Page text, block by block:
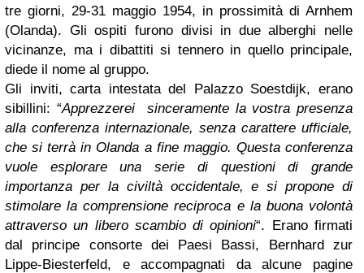
tre giorni, 29-31 maggio 1954, in prossimità di Arnhem
(Olanda). Gli ospiti furono divisi in due alberghi nelle
vicinanze, ma i dibattiti si tennero in quello principale,
diede il nome al gruppo.
Gli inviti, carta intestata del Palazzo Soestdijk, erano
sibillini: “Apprezzerei sinceramente la vostra presenza
alla conferenza internazionale, senza carattere ufficiale,
che si terrà in Olanda a fine maggio. Questa conferenza
vuole esplorare una serie di questioni di grande
importanza per la civiltà occidentale, e si propone di
stimolare la comprensione reciproca e la buona volontà
attraverso un libero scambio di opinioni“. Erano firmati
dal principe consorte dei Paesi Bassi, Bernhard zur
Lippe-Biesterfeld, e accompagnati da alcune pagine